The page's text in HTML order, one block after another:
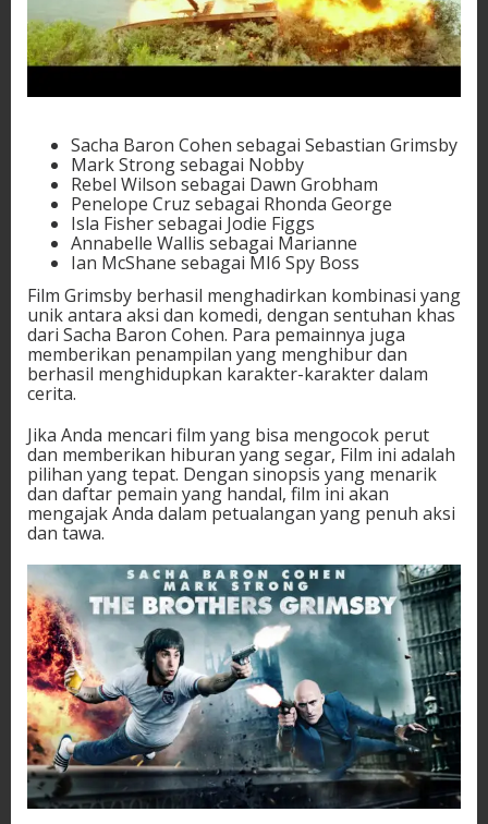
Sacha Baron Cohen sebagai Sebastian Grimsby
Mark Strong sebagai Nobby
Rebel Wilson sebagai Dawn Grobham
Penelope Cruz sebagai Rhonda George
Isla Fisher sebagai Jodie Figgs
Annabelle Wallis sebagai Marianne
Ian McShane sebagai MI6 Spy Boss
Film Grimsby berhasil menghadirkan kombinasi yang
unik antara aksi dan komedi, dengan sentuhan khas
dari Sacha Baron Cohen. Para pemainnya juga
memberikan penampilan yang menghibur dan
berhasil menghidupkan karakter-karakter dalam
cerita.
Jika Anda mencari film yang bisa mengocok perut
dan memberikan hiburan yang segar, Film ini adalah
pilihan yang tepat. Dengan sinopsis yang menarik
dan daftar pemain yang handal, film ini akan
mengajak Anda dalam petualangan yang penuh aksi
dan tawa.